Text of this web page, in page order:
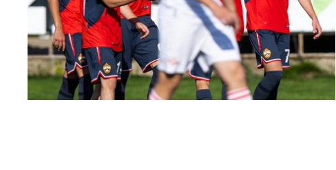
ЮФЛ: Московское дерби на «Октябре»
3 АВГУСТА 2026 14:15